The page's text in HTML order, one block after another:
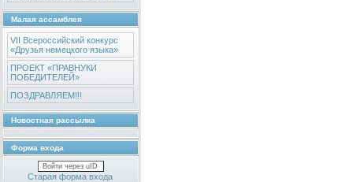
Малая ассамблея
VII Всероссийский конкурс
«Друзья немецкого языка»
ПРОЕКТ «ПРАВНУКИ
ПОБЕДИТЕЛЕЙ»
ПОЗДРАВЛЯЕМ!!!
Новостная рассылка
Форма входа
Войти через uID
Старая форма входа